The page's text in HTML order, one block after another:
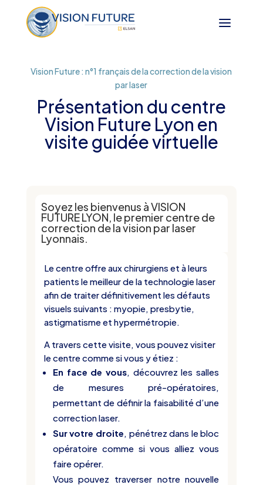
Vision Future : n°1 français de la correction de la vision
par laser
Présentation du centre
Vision Future Lyon en
visite guidée virtuelle
Soyez les bienvenus à VISION
FUTURE LYON, le premier centre de
correction de la vision par laser
Lyonnais.
Le centre offre aux chirurgiens et à leurs
patients le meilleur de la technologie laser
afin de traiter définitivement les défauts
visuels suivants : myopie, presbytie,
astigmatismeet hypermétropie.
A travers cette visite, vous pouvez visiter
le centre comme si vous y étiez :
En face de vous, découvrez les salles
de mesures pré-opératoires,
permettant de définir la faisabilité d’une
correction laser.
Sur votre droite, pénétrez dans le bloc
opératoire comme si vous alliez vous
faire opérer.
Vous pouvez traverser notre nouvelle